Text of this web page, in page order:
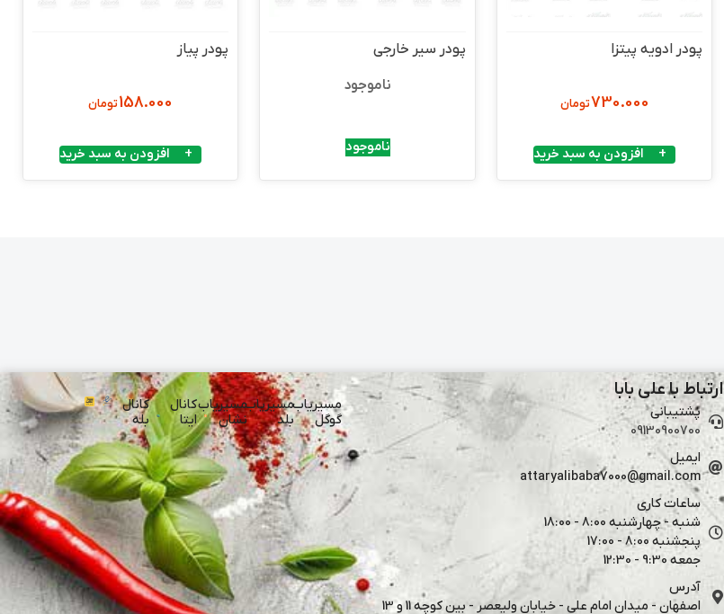
پودر ادویه پیتزا
730.000تومان
افزودن به سبد خرید
پودر سیر خارجی
ناموجود
ناموجود
پودر پیاز
158.000تومان
افزودن به سبد خرید
ارتباط با علی بابا
پشتیبانی
09130900700
ایمیل
attaryalibaba7000@gmail.com
ساعات کاری
شنبه - چهارشنبه 8:00 - 18:00
پنجشنبه 8:00 - 17:00
جمعه 9:30 - 12:30
آدرس
اصفهان - میدان امام علی - خیابان ولیعصر - بین کوچه 11 و 13
مسیریاب
گوگل
مسیریاب
بلد
مسیریاب
نشان
کانال
ایتا
کانال
بله